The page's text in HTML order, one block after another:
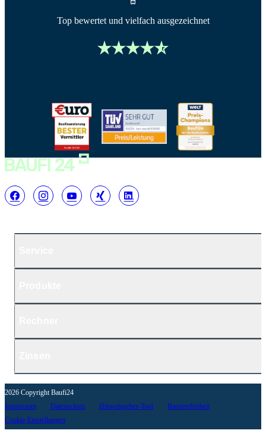
Top bewertet und vielfach ausgezeichnet
2026 Copyright Baufi24
Impressum
Datenschutz Hinweisgeber-Tool
Barrierefreiheit
Cookie-Einstellungen